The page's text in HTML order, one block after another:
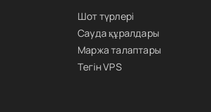
Шот түрлері
Сауда құралдары
Маржа талаптары
Тегін VPS